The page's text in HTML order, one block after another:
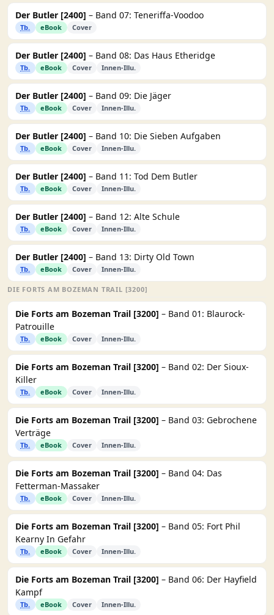
Der Butler [2400] – Band 07: Teneriffa-Voodoo
Tb. eBook Cover
Der Butler [2400] – Band 08: Das Haus Etheridge
Tb. eBook Cover Innen-Illu.
Der Butler [2400] – Band 09: Die Jäger
Tb. eBook Cover Innen-Illu.
Der Butler [2400] – Band 10: Die Sieben Aufgaben
Tb. eBook Cover Innen-Illu.
Der Butler [2400] – Band 11: Tod Dem Butler
Tb. eBook Cover Innen-Illu.
Der Butler [2400] – Band 12: Alte Schule
Tb. eBook Cover Innen-Illu.
Der Butler [2400] – Band 13: Dirty Old Town
Tb. eBook Cover Innen-Illu.
DIE FORTS AM BOZEMAN TRAIL [3200]
Die Forts am Bozeman Trail [3200] – Band 01: Blaurock-
Patrouille
Tb. eBook Cover Innen-Illu.
Die Forts am Bozeman Trail [3200] – Band 02: Der Sioux-
Killer
Tb. eBook Cover Innen-Illu.
Die Forts am Bozeman Trail [3200] – Band 03: Gebrochene
Verträge
Tb. eBook Cover Innen-Illu.
Die Forts am Bozeman Trail [3200] – Band 04: Das
Fetterman-Massaker
Tb. eBook Cover Innen-Illu.
Die Forts am Bozeman Trail [3200] – Band 05: Fort Phil
Kearny In Gefahr
Tb. eBook Cover Innen-Illu.
Die Forts am Bozeman Trail [3200] – Band 06: Der Hayfield
Kampf
Tb. eBook Cover Innen-Illu.